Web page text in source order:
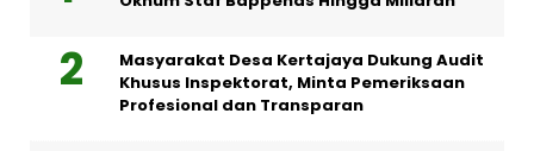
Masyarakat Desa Kertajaya Dukung Audit
Khusus Inspektorat, Minta Pemeriksaan
Profesional dan Transparan